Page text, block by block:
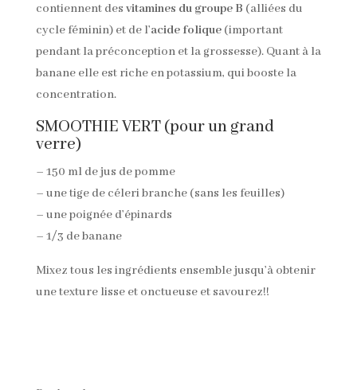
contiennent des vitamines du groupe B (alliées du
cycle féminin) et de l’acide folique(important
pendant la préconception et la grossesse). Quant à la
banane elle est riche en potassium, qui booste la
concentration.
SMOOTHIE VERT (pour un grand
verre)
– 150 ml de jus de pomme
– une tige de céleri branche (sans les feuilles)
– une poignée d’épinards
– 1/3 de banane
Mixez tous les ingrédients ensemble jusqu’à obtenir
une texture lisse et onctueuse et savourez!!